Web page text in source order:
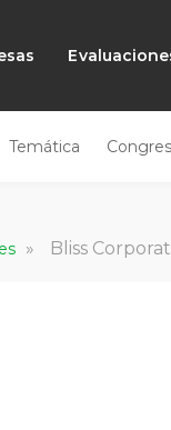
Temática
» Bliss